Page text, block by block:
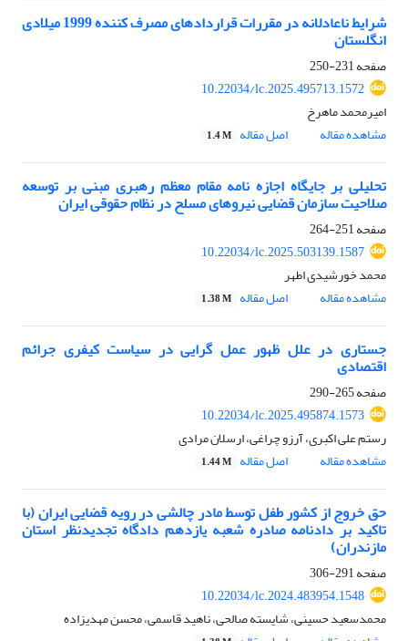
شرایط ناعادلانه در مقررات قراردادهای مصرف کننده 1999 میلادی
انگلستان
صفحه231-250
10.22034/lc.2025.495713.1572
امیرمحمد ماهرخ
مشاهده مقاله
اصل مقاله 1.4 M
تحلیلی بر جایگاه اجازه نامه مقام معظم رهبری مبنی بر توسعه
صلاحیت سازمان قضایی نیروهای مسلح در نظام حقوقی ایران
صفحه251-264
10.22034/lc.2025.503139.1587
محمد خورشیدی اطهر
مشاهده مقاله
اصل مقاله 1.38 M
جستاری در علل ظهور عمل گرایی در سیاست کیفری جرائم
اقتصادی
صفحه265-290
10.22034/lc.2025.495874.1573
رستم علی اکبری، آرزو چراغی، ارسلان مرادی
مشاهده مقاله
اصل مقاله 1.44 M
حق خروج از کشور طفل توسط مادر چالشی در رویه قضایی ایران (با
تاکید بر دادنامه صادره شعبه یازدهم دادگاه تجدیدنظر استان
مازندران)
صفحه291-306
10.22034/lc.2024.483954.1548
محمدسعید حسینی، شایسته صالحی، ناهید قاسمی، محسن مهدیزاده